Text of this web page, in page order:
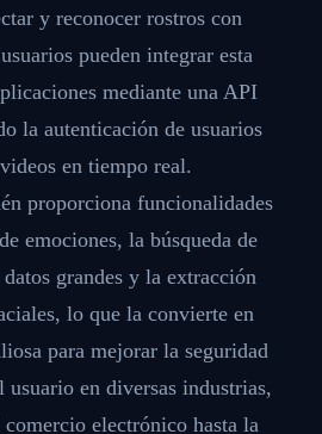
y reconocer rostros con
pueden integrar esta
mediante una API
la autenticación de usuarios
en tiempo real.
proporciona funcionalidades
emociones, la búsqueda de
grandes y la extracción
lo que la convierte en
para mejorar la seguridad
en diversas industrias,
electrónico hasta la